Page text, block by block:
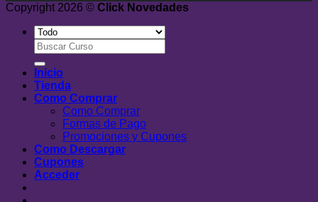
Copyright 2026 © Click Novedades
Buscar
por:
Inicio
Tienda
Como Comprar
Como Comprar
Formas de Pago
Promociones y Cupones
Como Descargar
Cupones
Acceder